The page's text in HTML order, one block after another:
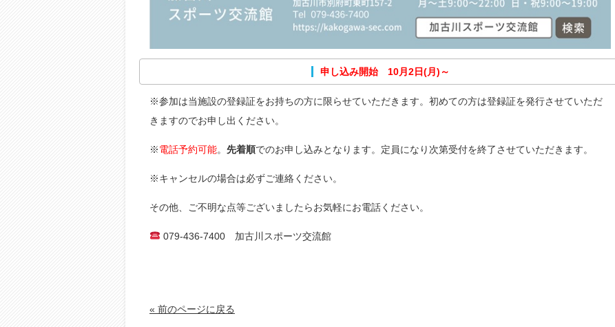
申し込み開始 10月2日(月)～
※参加は当施設の登録証をお持ちの方に限らせていただきます。初めての方は登録証を発行させていただ
きますのでお申し出ください。
※電話予約可能。 先着順でのお申し込みとなります。定員になり次第受付を終了させていただきます。
※キャンセルの場合は必ずご連絡ください。
その他、ご不明な点等ございましたらお気軽にお電話ください。
079-436-7400 加古川スポーツ交流館
« 前のページに戻る